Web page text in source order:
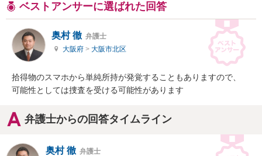
ベストアンサーに選ばれた回答
奥村 徹 弁護士
大阪府 > 大阪市北区
拾得物のスマホから単純所持が発覚することもありますので、
可能性としては捜査を受ける可能性があります
弁護士からの回答タイムライン
奥村 徹 弁護士